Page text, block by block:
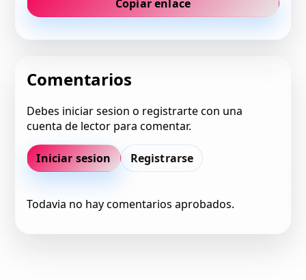
Copiar enlace
Comentarios
Debes iniciar sesion o registrarte con una
cuenta de lector para comentar.
Iniciar sesion Registrarse
Todavia no hay comentarios aprobados.